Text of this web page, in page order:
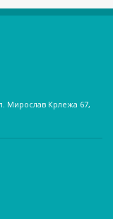
Мирослав Крлежа 67,